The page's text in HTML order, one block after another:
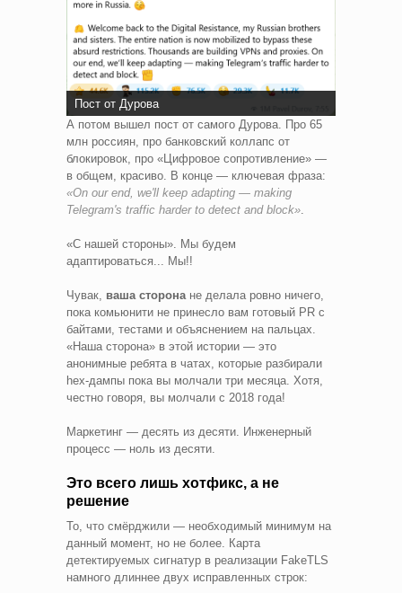
Пост от Дурова
А потом вышел пост от самого Дурова. Про 65
млн россиян, про банковский коллапс от
блокировок, про «Цифровое сопротивление» —
в общем, красиво. В конце — ключевая фраза:
«On our end, we'll keep adapting — making
Telegram's traffic harder to detect and block»
«С нашей стороны». Мы будем
адаптироваться... Мы!!
Чувак, ваша сторона не делала ровно ничего,
пока комьюнити не принесло вам готовый PR с
байтами, тестами и объяснением на пальцах.
«Наша сторона» в этой истории — это
анонимные ребята в чатах, которые разбирали
hex-дампы пока вы молчали три месяца. Хотя,
честно говоря, вы молчали с 2018 года!
Маркетинг — десять из десяти. Инженерный
процесс — ноль из десяти.
Это всего лишь хотфикс, а не
решение
То, что смёрджили — необходимый минимум на
данный момент, но не более. Карта
детектируемых сигнатур в реализации FakeTLS
намного длиннее двух исправленных строк: